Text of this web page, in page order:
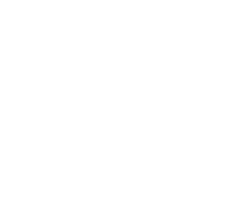
assistência técnica